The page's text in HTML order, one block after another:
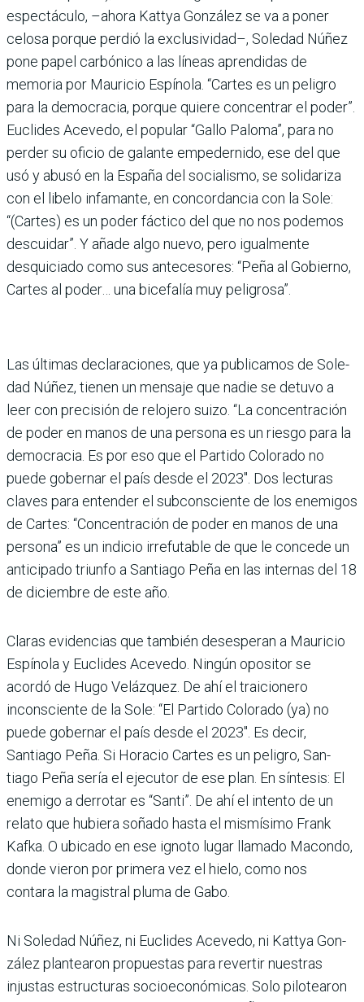
espectáculo, –ahora Kattya González se va a poner
celosa porque perdió la exclusivi­dad–, Soledad Núñez
pone papel carbónico a las líneas aprendidas de
memoria por Mauricio Espínola. “Cartes es un peligro
para la demo­cracia, porque quiere con­centrar el poder”.
Euclides Acevedo, el popular “Gallo Paloma”, para no
perder su oficio de galante empeder­nido, ese del que
usó y abusó en la España del socialismo, se solidariza
con el libelo infamante, en concordancia con la Sole:
“(Cartes) es un poder fáctico del que no nos podemos
descuidar”. Y añade algo nuevo, pero igualmente
desquiciado como sus ante­cesores: “Peña al Gobierno,
Cartes al poder… una bice­falía muy peligrosa”.
Las últimas declaraciones, que ya publicamos de Sole­
dad Núñez, tienen un men­saje que nadie se detuvo a
leer con precisión de relo­jero suizo. “La concentra­ción
de poder en manos de una persona es un riesgo para la
democracia. Es por eso que el Partido Colorado no
puede gobernar el país desde el 2023″. Dos lecturas
claves para entender el sub­consciente de los enemigos
de Cartes: “Concentración de poder en manos de una
persona” es un indicio irre­futable de que le concede un
anticipado triunfo a Santiago Peña en las internas del 18
de diciembre de este año.
Claras evidencias que tam­bién desesperan a Mauricio
Espínola y Euclides Acevedo. Ningún opositor se
acordó de Hugo Velázquez. De ahí el traicionero
inconsciente de la Sole: “El Partido Colo­rado (ya) no
puede gobernar el país desde el 2023″. Es decir,
Santiago Peña. Si Hora­cio Cartes es un peligro, San­
tiago Peña sería el ejecutor de ese plan. En síntesis: El
ene­migo a derrotar es “Santi”. De ahí el intento de un
relato que hubiera soñado hasta el mismísimo Frank
Kafka. O ubicado en ese ignoto lugar llamado Macondo,
donde vie­ron por primera vez el hielo, como nos
contara la magis­tral pluma de Gabo.
Ni Soledad Núñez, ni Eucli­des Acevedo, ni Kattya Gon­
zález plantearon propues­tas para revertir nuestras
injustas estructuras socioe­conómicas. Solo pilotea­ron